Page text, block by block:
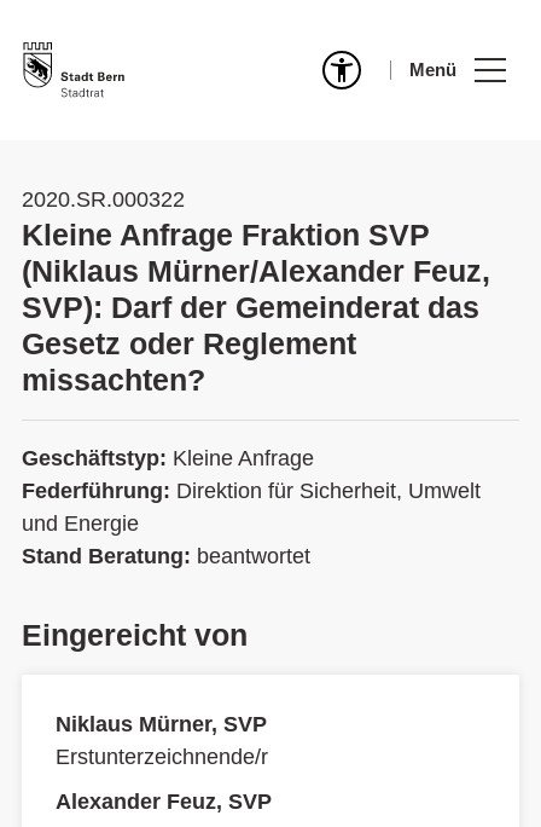
Menü
2020.SR.000322
Kleine Anfrage Fraktion SVP
(Niklaus Mürner/Alexander Feuz,
SVP): Darf der Gemeinderat das
Gesetz oder Reglement
missachten?
Geschäftstyp: Kleine Anfrage
Federführung: Direktion für Sicherheit, Umwelt
und Energie
Stand Beratung: beantwortet
Eingereicht von
Niklaus Mürner, SVP
Erstunterzeichnende/r
Alexander Feuz, SVP